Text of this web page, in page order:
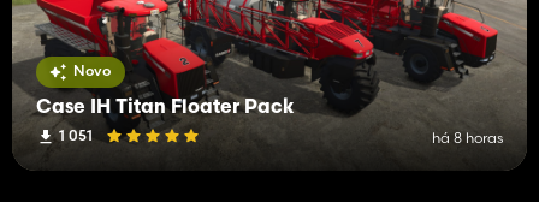
Novo
Case IH Titan Floater Pack
1 051 há 8 horas
Colheitadeiras de vegetais
Distribuidores de fertilizantes
Outras decorações
Rollers